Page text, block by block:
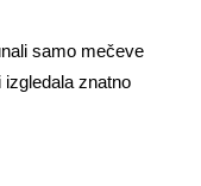
samo mečeve
izgledala znatno